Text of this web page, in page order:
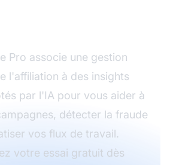
Pro associe une gestion
l'affiliation à des insights
par l'IA pour vous aider à
détecter la fraude
vos flux de travail.
votre essai gratuit dès